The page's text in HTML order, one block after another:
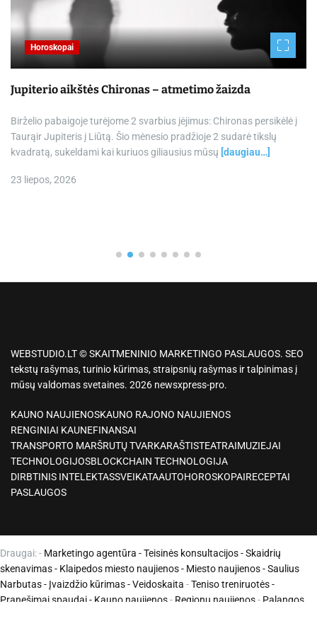
Horoskopai
Jupiterio aikštės Chironas – atmetimo žaizda
Birželio pabaigoje turėjome 2 svarbius įėjimus: Chironas persikėlė į
Taurąir Jupiteris į Liūtą. Šio mėnesio pradžioje 2 sudarė tikslų
kvadratą, sukeldami kai kuriuos giliausius mūsų [daugiau…]
23 liepos, 2026
WEBSTUDIO.LT © SKAITMENINIO MARKETINGO PASLAUGOS. SEO
tekstų rašymas, turinio kūrimas, straipsnių rašymas ir talpinimas į
mūsų valdomas svetaines. 2026 newsxpress-pro.
KAUNO NAUJIENOSKAUNO RAJONO NAUJIENOS
RENGINIAI KAUNEFINANSAI
TRANSPORTO MARŠRUTŲ TVARKARAŠTISTEATRAIMUZIEJAI
TECHNOLOGIJOSBLOCKCHAIN TECHNOLOGIJA
DIRBTINIS INTELEKTASSVEIKATAAUTOHOROSKOPAIRECEPTAI
PASLAUGOS
Draugai: - Marketingo agentūra -Teisinės konsultacijos-Skaidrių
skenavimas- Klaipedos miesto naujienos- Miesto naujienos-Saulius
Narbutas- Įvaizdžio kūrimas-Veidoskaita -Teniso treniruotės-
Pranešimai spaudai - Kauno naujienos- Regionų naujienos- Palangos